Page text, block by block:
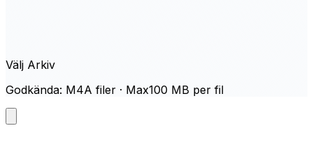
Välj Arkiv
Godkända: M4A filer · Max100 MB per fil